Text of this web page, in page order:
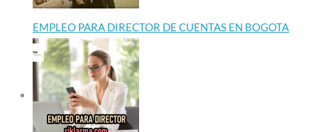
EMPLEO PARA DIRECTOR DE CUENTAS EN BOGOTA